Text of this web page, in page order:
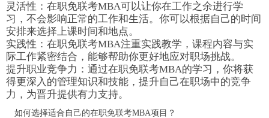
灵活性：在职免联考MBA可以让你在工作之余进行学
习，不会影响正常的工作和生活。你可以根据自己的时间
安排来选择上课时间和地点。
实践性：在职免联考MBA注重实践教学，课程内容与实
际工作紧密结合，能够帮助你更好地应对职场挑战。
提升职业竞争力：通过在职免联考MBA的学习，你将获
得更深入的管理知识和技能，提升自己在职场中的竞争
力，为晋升提供有力支持。
如何选择适合自己的在职免联考MBA项目？